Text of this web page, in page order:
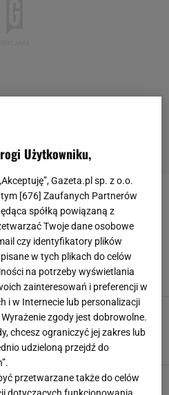
nie wytrzymał. Dostało się
Michał Chmielewski,
bez klasy". Gortat w akcji. Tak
politykowi PiS
15 STYCZNIA 2024, 10:39
głupi jak głąb". Jest reakcja
Użytkowniku,
Gazeta.pl sp. z o.o.
[676] Zaufanych Partnerów
spółką powiązaną z
Twoje dane osobowe
czy identyfikatory plików
w tych plikach do celów
na potrzeby wyświetlania
zainteresowań i preferencji w
i w Internecie lub personalizacji
zgody jest dobrowolne.
chcesz ograniczyć jej zakres lub
udzieloną przejdź do
przetwarzane także do celów